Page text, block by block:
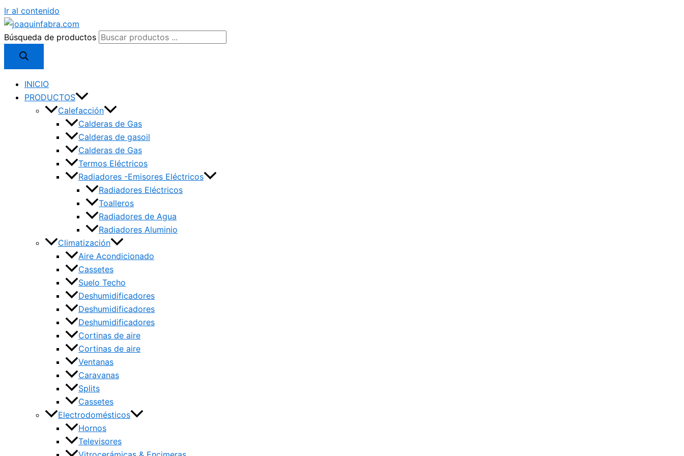
Ir al contenido
Búsqueda de productos
INICIO
PRODUCTOS
Calefacción
Calderas de Gas
Calderas de gasoil
Calderas de Gas
Termos Eléctricos
Radiadores -Emisores Eléctricos
Radiadores Eléctricos
Toalleros
Radiadores de Agua
Radiadores Aluminio
Climatización
Aire Acondicionado
Cassetes
Suelo Techo
Deshumidificadores
Deshumidificadores
Deshumidificadores
Cortinas de aire
Cortinas de aire
Ventanas
Caravanas
Splits
Cassetes
Electrodomésticos
Hornos
Televisores